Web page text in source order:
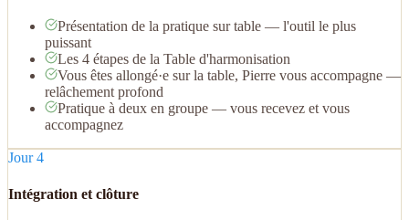
Présentation de la pratique sur table — l'outil le plus
puissant
Les 4 étapes de la Table d'harmonisation
Vous êtes allongé·e sur la table, Pierre vous accompagne —
relâchement profond
Pratique à deux en groupe — vous recevez et vous
accompagnez
Jour 4
Intégration et clôture